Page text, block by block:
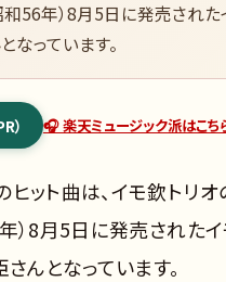
和56年）8月5日に発売され
なっています。
） 🎧 楽天ミュージック派はこちら
ト曲は、イモ欽トリオ
）8月5日に発売された
んとなっています。